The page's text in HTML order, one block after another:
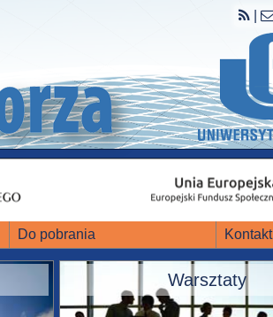
Do pobrania Kontakt
Warsztaty